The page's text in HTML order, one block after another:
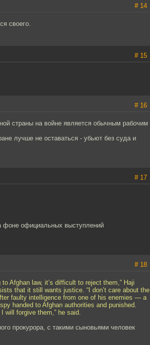
# 14
своего.
# 15
# 16
страны на войне является обычным рабочим
лучше не оставаться - убьют без суда и
# 17
фоне официальных выступлений
# 18
Afghan law, it’s difficult to reject them,” Haji
that it still wants justice. “I don’t care about the
faulty intelligence from one of his enemies — a
handed to Afghan authorities and punished.
will forgive them,” he said.
прокурора, с такими сыновьями человек